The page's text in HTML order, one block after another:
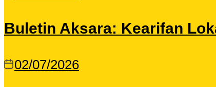
Buletin Aksara: Kearifan
02/07/2026